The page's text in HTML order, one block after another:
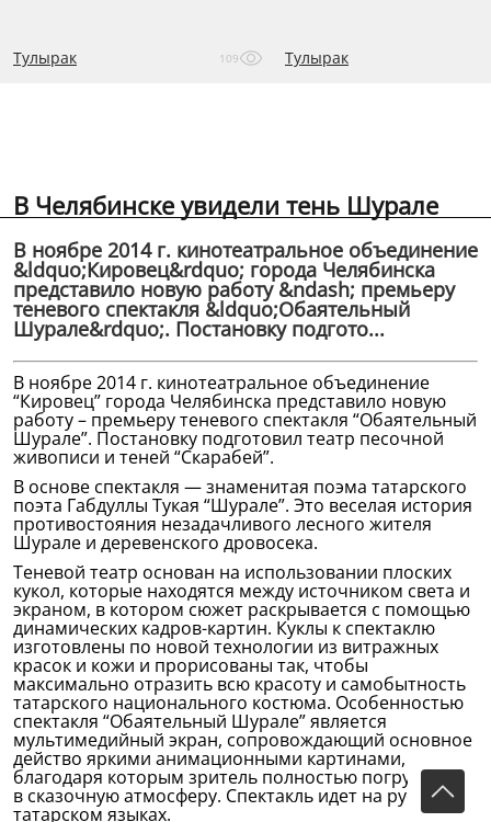
Тулырак 109 Тулырак
В Челябинске увидели тень Шурале
В ноябре 2014 г. кинотеатральное объединение
&ldquo;Кировец&rdquo; города Челябинска
представило новую работу &ndash; премьеру
теневого спектакля &ldquo;Обаятельный
Шурале&rdquo;. Постановку подгото...
В ноябре 2014 г. кинотеатральное объединение
“Кировец” города Челябинска представило новую
работу – премьеру теневого спектакля “Обаятельный
Шурале”. Постановку подготовил театр песочной
живописи и теней “Скарабей”.
В основе спектакля — знаменитая поэма татарского
поэта Габдуллы Тукая “Шурале”. Это веселая история
противостояния незадачливого лесного жителя
Шурале и деревенского дровосека.
Теневой театр основан на использовании плоских
кукол, которые находятся между источником света и
экраном, в котором сюжет раскрывается с помощью
динамических кадров-картин. Куклы к спектаклю
изготовлены по новой технологии из витражных
красок и кожи и прорисованы так, чтобы
максимально отразить всю красоту и самобытность
татарского национального костюма. Особенностью
спектакля “Обаятельный Шурале” является
мультимедийный экран, сопровождающий основное
действо яркими анимационными картинами,
благодаря которым зритель полностью погружается
в сказочную атмосферу. Спектакль идет на русском и
татарском языках.